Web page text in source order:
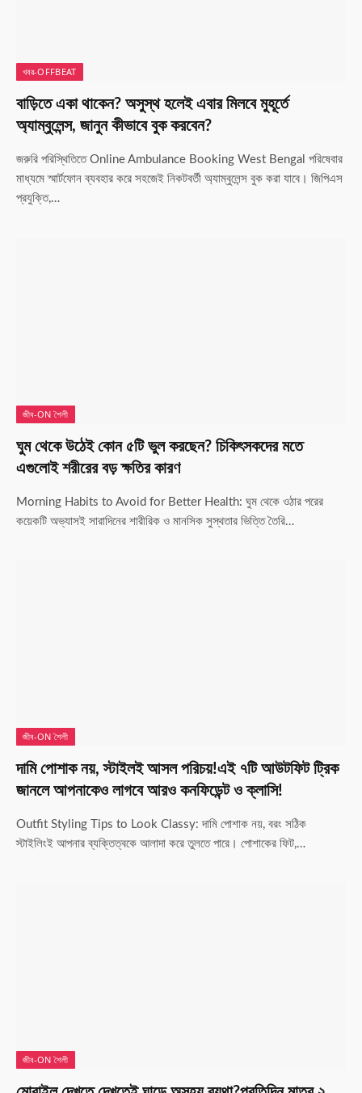
খবর-OFFBEAT
বাড়িতে একা থাকেন? অসুস্থ হলেই এবার মিলবে মুহূর্তে
অ্যাম্বুলেন্স, জানুন কীভাবে বুক করবেন?
জরুরি পরিস্থিতিতে Online Ambulance Booking West Bengal পরিষেবার
মাধ্যমে স্মার্টফোন ব্যবহার করে সহজেই নিকটবর্তী অ্যাম্বুলেন্স বুক করা যাবে। জিপিএস
প্রযুক্তি,…
জীব-ON শৈলী
ঘুম থেকে উঠেই কোন ৫টি ভুল করছেন? চিকিৎসকদের মতে
এগুলোই শরীরের বড় ক্ষতির কারণ
Morning Habits to Avoid for Better Health: ঘুম থেকে ওঠার পরের
কয়েকটি অভ্যাসই সারাদিনের শারীরিক ও মানসিক সুস্থতার ভিত্তি তৈরি…
জীব-ON শৈলী
দামি পোশাক নয়, স্টাইলই আসল পরিচয়!এই ৭টি আউটফিট ট্রিক
জানলে আপনাকেও লাগবে আরও কনফিডেন্ট ও ক্লাসি!
Outfit Styling Tips to Look Classy: দামি পোশাক নয়, বরং সঠিক
স্টাইলিংই আপনার ব্যক্তিত্বকে আলাদা করে তুলতে পারে। পোশাকের ফিট,…
জীব-ON শৈলী